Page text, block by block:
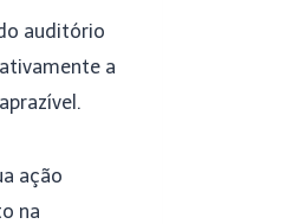
auditório
a
ação
na